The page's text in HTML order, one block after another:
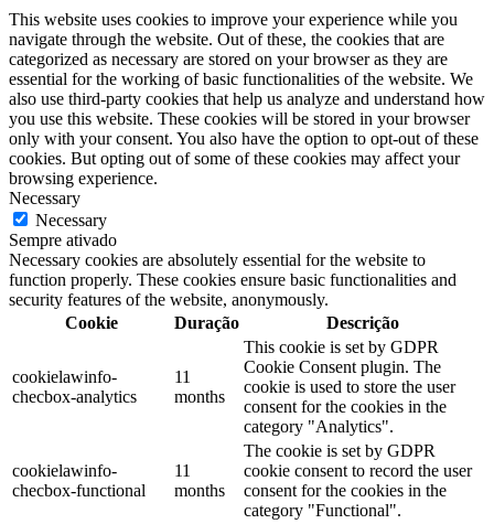
This website uses cookies to improve your experience while you
navigate through the website. Out of these, the cookies that are
categorized as necessary are stored on your browser as they are
essential for the working of basic functionalities of the website. We
also use third-party cookies that help us analyze and understand how
you use this website. These cookies will be stored in your browser
only with your consent. You also have the option to opt-out of these
cookies. But opting out of some of these cookies may affect your
browsing experience.
Necessary
Necessary
Sempre ativado
Necessary cookies are absolutely essential for the website to
function properly. These cookies ensure basic functionalities and
security features of the website, anonymously.
Cookie
Duração Descrição
cookielawinfo-
checbox-analytics
11
months
This cookie is set by GDPR
Cookie Consent plugin. The
cookie is used to store the user
consent for the cookies in the
category "Analytics".
cookielawinfo-
checbox-functional
11
months
The cookie is set by GDPR
cookie consent to record the user
consent for the cookies in the
category "Functional".